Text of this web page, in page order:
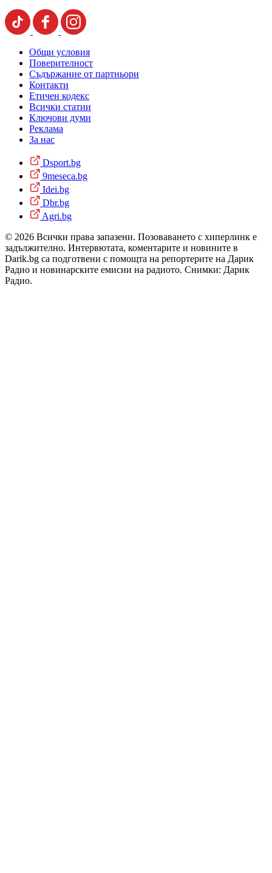
Общи условия
Поверителност
Съдържание от партньори
Контакти
Етичен кодекс
Всички статии
Ключови думи
Реклама
За нас
Dsport.bg
9meseca.bg
Idei.bg
Dbr.bg
Agri.bg
© 2026 Всички права запазени. Позоваването с хиперлинк е
задължително. Интервютата, коментарите и новините в
Darik.bg са подготвени с помощта на репортерите на Дарик
Радио и новинарските емисии на радиото. Снимки: Дарик
Радио.